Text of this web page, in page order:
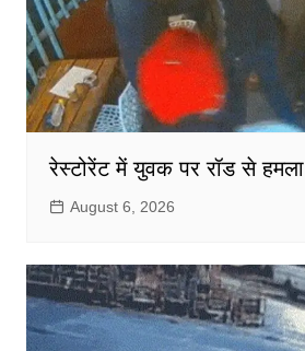
रेस्टोरेंट में युवक पर रॉड से हमला
August 6, 2026